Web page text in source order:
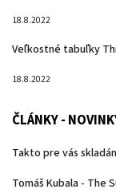
18.8.2022
Veľkostné tabuľky
18.8.2022
ČLÁNKY -
Takto pre vás
Tomáš Kubala - The